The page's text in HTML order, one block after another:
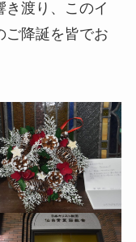
き渡り、このイ
ご降誕を皆でお